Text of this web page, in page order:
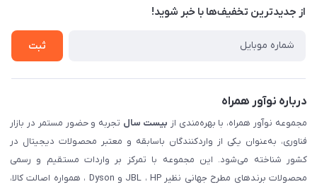
تماس با ما
شرایط گارانتی
ثبت شکایت
از جدید‌ترین تخفیف‌ها با‌ خبر شوید!
ثبت
درباره نوآور همراه
مجموعه نوآور همراه، با بهره‌مندی از بیست سال تجربه و حضور مستمر در بازار
فناوری، به‌عنوان یکی از واردکنندگان باسابقه و معتبر محصولات دیجیتال در
کشور شناخته می‌شود. این مجموعه با تمرکز بر واردات مستقیم و رسمی
محصولات برندهای مطرح جهانی نظیر JBL ، HP و Dyson ، همواره اصالت کالا،